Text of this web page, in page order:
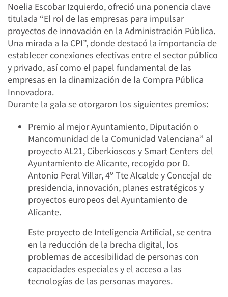
Noelia Escobar Izquierdo, ofreció una ponencia clave
titulada “El rol de las empresas para impulsar
proyectos de innovación en la Administración Pública.
Una mirada a la CPI”, donde destacó la importancia de
establecer conexiones efectivas entre el sector público
y privado, así como el papel fundamental de las
empresas en la dinamización de la Compra Pública
Innovadora.
Durante la gala se otorgaron los siguientes premios:
Premio al mejor Ayuntamiento, Diputación o
Mancomunidad de la Comunidad Valenciana” al
proyecto AL21, Ciberkioscos y Smart Centers del
Ayuntamiento de Alicante, recogido por D.
Antonio Peral Villar, 4º Tte Alcalde y Concejal de
presidencia, innovación, planes estratégicos y
proyectos europeos del Ayuntamiento de
Alicante.
Este proyecto de Inteligencia Artificial, se centra
en la reducción de la brecha digital, los
problemas de accesibilidad de personas con
capacidades especiales y el acceso a las
tecnologías de las personas mayores.